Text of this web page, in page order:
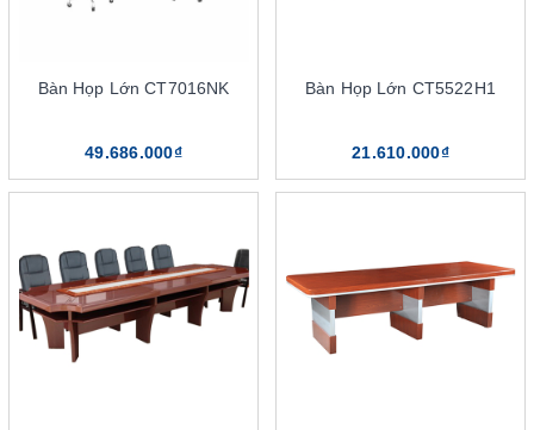
Sản phẩm có độ bền tốt
Bàn họp sơn PU hình chữ nhật
Bàn họp sơn PU hình oval
Bàn họp sơn PU rỗng ở giữa
4 cách chọn mua bàn họp sơn PU chất lượng
Chọn mua bàn họp phù hợp với kích thước
Bàn Họp Lớn CT7016NK
49.686.000₫
Bàn Họp Lớn CT5522H1
21.610.000₫